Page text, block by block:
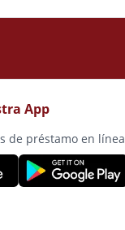
App
de préstamo en línea